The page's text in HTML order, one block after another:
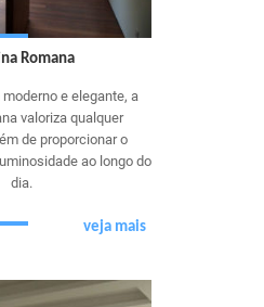
Romana
e elegante, a
valoriza qualquer
de proporcionar o
ao longo do
dia.
veja mais